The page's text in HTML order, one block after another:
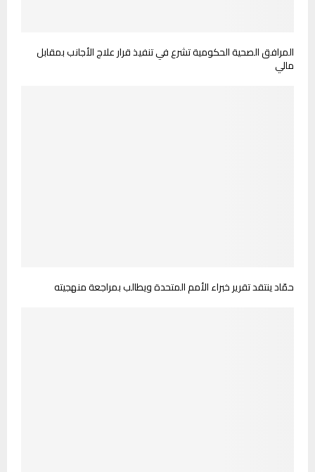
المرافق الصحية الحكومية تشرع في تنفيذ قرار علاج الأجانب بمقابل
مالي
حمّاد ينتقد تقرير خبراء الأمم المتحدة ويطالب بمراجعة منهجيته